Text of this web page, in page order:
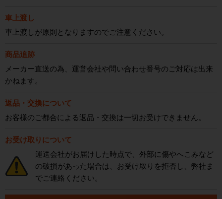
車上渡し
車上渡しが原則となりますのでご注意ください。
商品追跡
メーカー直送の為、運営会社や問い合わせ番号のご対応は出来
かねます。
返品・交換について
お客様のご都合による返品・交換は一切お受けできません。
お受け取りについて
運送会社がお届けした時点で、外部に傷やへこみなど
の破損があった場合は、お受け取りを拒否し、弊社ま
でご連絡ください。